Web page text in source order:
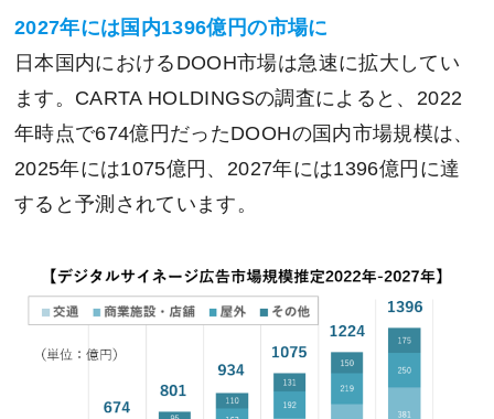
2027年には国内1396億円の市場に
日本国内におけるDOOH市場は急速に拡大してい
ます。CARTA HOLDINGSの調査によると、2022
年時点で674億円だったDOOHの国内市場規模は、
2025年には1075億円、2027年には1396億円に達
すると予測されています。